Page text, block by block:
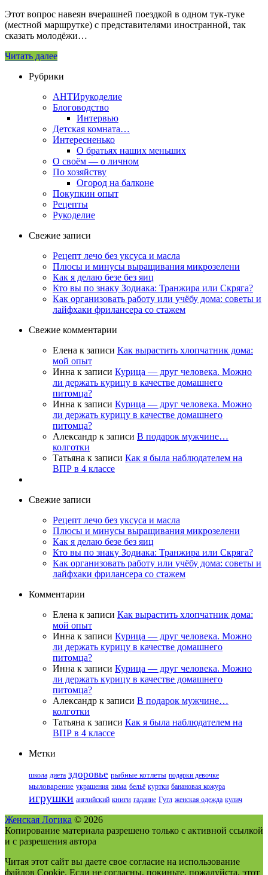
Этот вопрос навеян вчерашней поездкой в одном тук-туке
(местной маршрутке) с представителями иностранной, так
сказать молодёжи…
Читать далее
Рубрики
АНТИрукоделие
Блоговодство
Интервью
Детская комната…
Интересненько
О братьях наших меньших
О своём — о личном
По хозяйству
Огород на балконе
Покупкин опыт
Рецепты
Рукоделие
Свежие записи
Рецепт лечо без уксуса и масла
Плюсы и минусы выращивания микрозелени
Как я делаю безе без яиц
Кто вы по знаку Зодиака: Транжира или Скряга?
Как организовать работу или учёбу дома: советы и
лайфхаки фрилансера со стажем
Свежие комментарии
Елена к записи Как вырастить хлопчатник дома:
мой опыт
Инна к записи Курица — друг человека. Можно
ли держать курицу в качестве домашнего
питомца?
Инна к записи Курица — друг человека. Можно
ли держать курицу в качестве домашнего
питомца?
Александр к записи В подарок мужчине…
колготки
Татьяна к записи Как я была наблюдателем на
ВПР в 4 классе
Свежие записи
Рецепт лечо без уксуса и масла
Плюсы и минусы выращивания микрозелени
Как я делаю безе без яиц
Кто вы по знаку Зодиака: Транжира или Скряга?
Как организовать работу или учёбу дома: советы и
лайфхаки фрилансера со стажем
Комментарии
Елена к записи Как вырастить хлопчатник дома:
мой опыт
Инна к записи Курица — друг человека. Можно
ли держать курицу в качестве домашнего
питомца?
Инна к записи Курица — друг человека. Можно
ли держать курицу в качестве домашнего
питомца?
Александр к записи В подарок мужчине…
колготки
Татьяна к записи Как я была наблюдателем на
ВПР в 4 классе
Метки
школа диета здоровье рыбные котлеты подарки девочке
мыловарение украшения зима бельё куртки банановая кожура
игрушки английский книги гадание Гугл женская одежда кулич
Женская Логика © 2026
Копирование материала разрешено только с активной ссылкой
и с разрешения автора
Читая этот сайт вы даете свое согласие на использование
файлов Cookie. Если не согласны, покиньте, пожалуйста, этот